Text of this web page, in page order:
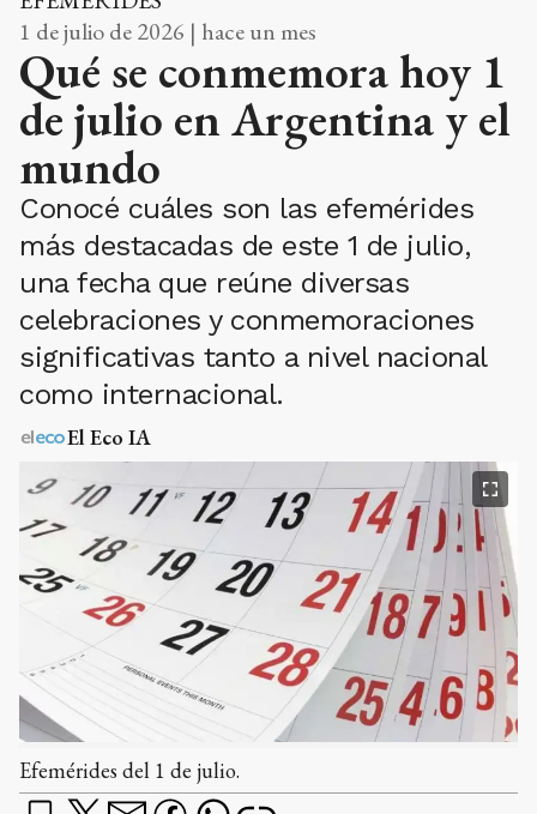
1 de julio de 2026 | hace un mes
Qué se conmemora hoy 1
de julio en Argentina y el
mundo
Conocé cuáles son las efemérides
más destacadas de este 1 de julio,
una fecha que reúne diversas
celebraciones y conmemoraciones
significativas tanto a nivel nacional
como internacional.
El Eco IA
Efemérides del 1 de julio.